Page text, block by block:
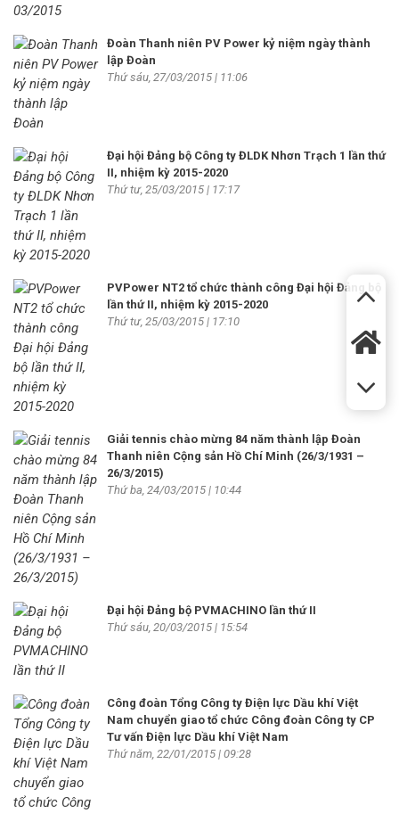
Đoàn Thanh niên PV Power kỷ niệm ngày thành
lập Đoàn
Thứ sáu, 27/03/2015 | 11:06
Đại hội Đảng bộ Công ty ĐLDK Nhơn Trạch 1 lần thứ
II, nhiệm kỳ 2015-2020
Thứ tư, 25/03/2015 | 17:17
PVPower NT2 tổ chức thành công Đại hội Đảng bộ
lần thứ II, nhiệm kỳ 2015-2020
Thứ tư, 25/03/2015 | 17:10
Giải tennis chào mừng 84 năm thành lập Đoàn
Thanh niên Cộng sản Hồ Chí Minh (26/3/1931 –
26/3/2015)
Thứ ba, 24/03/2015 | 10:44
Đại hội Đảng bộ PVMACHINO lần thứ II
Thứ sáu, 20/03/2015 | 15:54
Công đoàn Tổng Công ty Điện lực Dầu khí Việt
Nam chuyển giao tổ chức Công đoàn Công ty CP
Tư vấn Điện lực Dầu khí Việt Nam
Thứ năm, 22/01/2015 | 09:28